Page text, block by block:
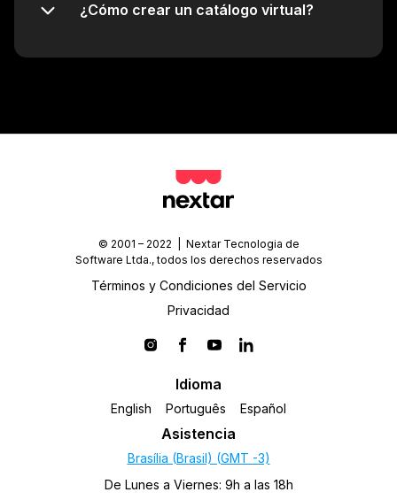
¿Cómo crear un catálogo virtual?
tutorial de YouTube
© 2001 – 2022 | Nextar Tecnologia de
Software Ltda., todos los derechos reservados
Términos y Condiciones del Servicio
Privacidad
Idioma
English Português Español
Asistencia
Brasília (Brasil) (GMT -3)
De Lunes a Viernes: 9h a las 18h